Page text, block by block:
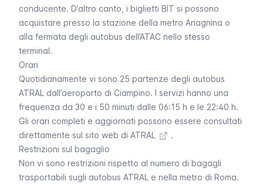
conducente. D’altro canto, i biglietti BIT si possono
acquistare presso la stazione della metro Anagnina o
alla fermata degli autobus dell’ATAC nello stesso
terminal.
Orari
Quotidianamente vi sono 25 partenze degli autobus
ATRAL dall’aeroporto di Ciampino. I servizi hanno una
frequenza da 30 e i 50 minuti dalle 06:15 h e le 22:40 h.
Gli orari completi e aggiornati possono essere consultati
direttamente sul sito web di ATRAL
.
Restrizioni sul bagaglio
Non vi sono restrizioni rispetto al numero di bagagli
trasportabili sugli autobus ATRAL e nella metro di Roma.